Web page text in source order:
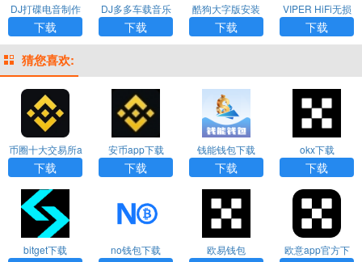
DJ打碟电音制作
app下载
下载
DJ多多车载音乐
app下载
下载
酷狗大字版安装
下载
下载
VIPER HiFi无损
音乐免费下载
下载
猜您喜欢:
币圈十大交易所a
pp下载
下载
安币app下载
下载
钱能钱包下载
下载
okx下载
下载
bitget下载 no钱包下载 欧易钱包
欧意app官方下